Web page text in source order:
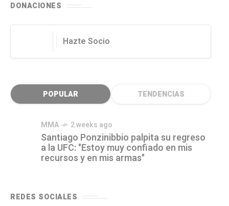
DONACIONES
Hazte Socio
POPULAR TENDENCIAS
MMA 2 weeks ago
Santiago Ponzinibbio palpita su regreso
a la UFC: "Estoy muy confiado en mis
recursos y en mis armas"
REDES SOCIALES